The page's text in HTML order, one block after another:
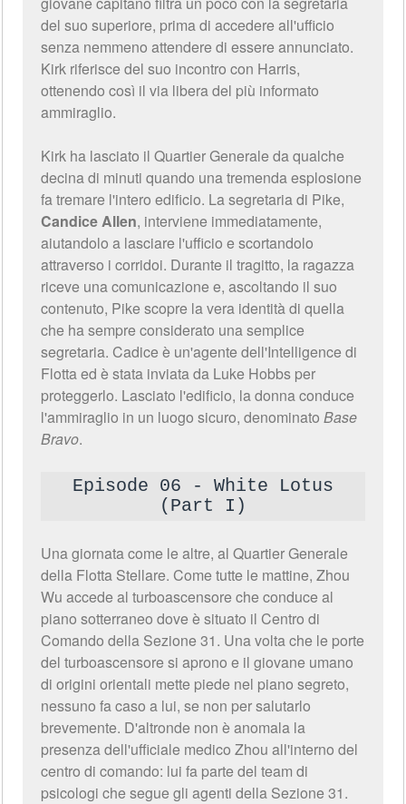
del suo superiore, prima di accedere all'ufficio
senza nemmeno attendere di essere annunciato.
Kirk riferisce del suo incontro con Harris,
ottenendo così il via libera del più informato
ammiraglio.
Kirk ha lasciato il Quartier Generale da qualche
decina di minuti quando una tremenda esplosione
fa tremare l'intero edificio. La segretaria di Pike,
Candice Allen, interviene immediatamente,
aiutandolo a lasciare l'ufficio e scortandolo
attraverso i corridoi. Durante il tragitto, la ragazza
riceve una comunicazione e, ascoltando il suo
contenuto, Pike scopre la vera identità di quella
che ha sempre considerato una semplice
segretaria. Cadice è un'agente dell'Intelligence di
Flotta ed è stata inviata da Luke Hobbs per
proteggerlo. Lasciato l'edificio, la donna conduce
l'ammiraglio in un luogo sicuro, denominatoBase
Bravo.
Episode 06 - White Lotus
(Part I)
Una giornata come le altre, al Quartier Generale
della Flotta Stellare. Come tutte le mattine, Zhou
Wu accede al turboascensore che conduce al
piano sotterraneo dove è situato il Centro di
Comando della Sezione 31. Una volta che le porte
del turboascensore si aprono e il giovane umano
di origini orientali mette piede nel piano segreto,
nessuno fa caso a lui, se non per salutarlo
brevemente. D'altronde non è anomala la
presenza dell'ufficiale medico Zhou all'interno del
centro di comando: lui fa parte del team di
psicologi che segue gli agenti della Sezione 31.